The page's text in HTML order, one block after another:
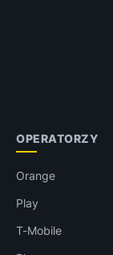
OPERATORZY
Orange
Play
T-Mobile